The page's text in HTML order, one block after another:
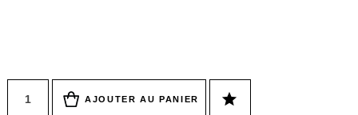
AJOUTER AU PANIER star